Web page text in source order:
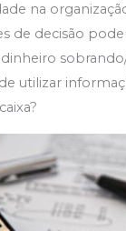
na
de decisão
utilizar